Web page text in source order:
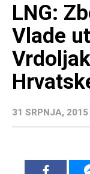
LNG:
Vlade
31 SRPNJA, 2015